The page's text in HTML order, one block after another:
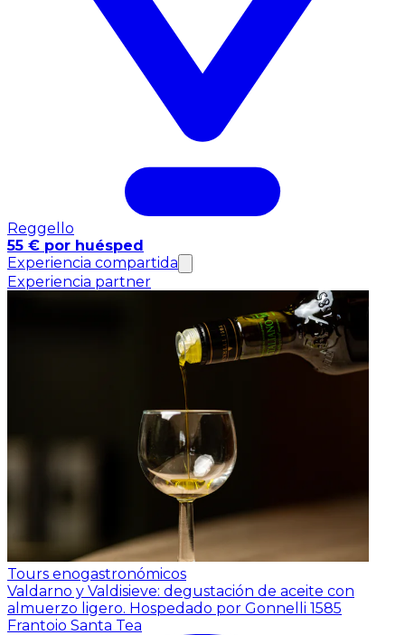
Reggello
55 € por huésped
Experiencia compartida
Experiencia partner
Tours enogastronómicos
Valdarno y Valdisieve: degustación de aceite con
almuerzo ligero. Hospedado por Gonnelli 1585
Frantoio Santa Tea